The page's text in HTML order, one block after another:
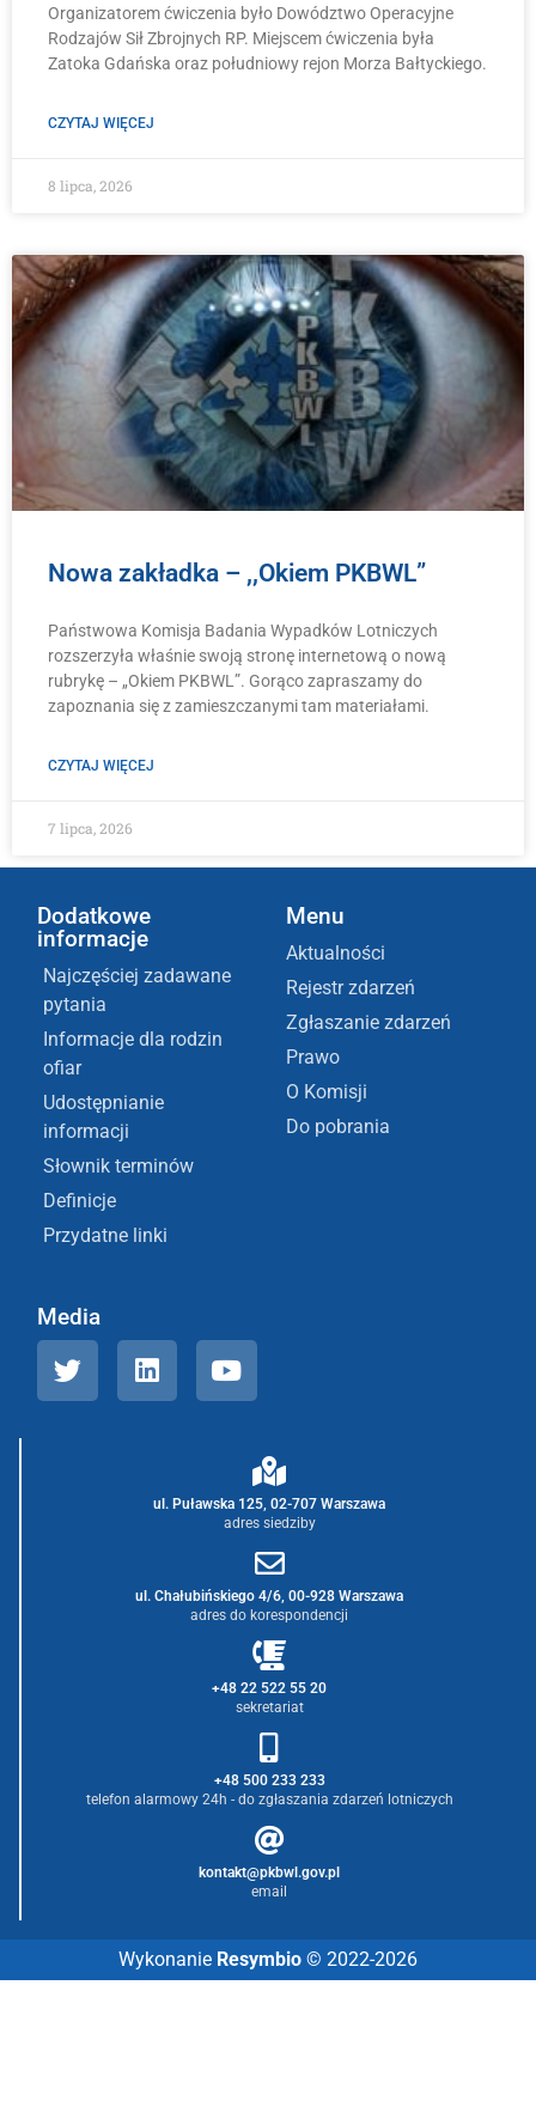
Organizatorem ćwiczenia było Dowództwo Operacyjne
Rodzajów Sił Zbrojnych RP. Miejscem ćwiczenia była
Zatoka Gdańska oraz południowy rejon Morza Bałtyckiego.
CZYTAJ WIĘCEJ
8 lipca, 2026
Nowa zakładka – ,,Okiem PKBWL”
Państwowa Komisja Badania Wypadków Lotniczych
rozszerzyła właśnie swoją stronę internetową o nową
rubrykę – „Okiem PKBWL”. Gorąco zapraszamy do
zapoznania się z zamieszczanymi tam materiałami.
CZYTAJ WIĘCEJ
7 lipca, 2026
Dodatkowe
informacje
Najczęściej zadawane
pytania
Informacje dla rodzin
ofiar
Udostępnianie
informacji
Słownik terminów
Definicje
Przydatne linki
Menu
Aktualności
Rejestr zdarzeń
Zgłaszanie zdarzeń
Prawo
O Komisji
Do pobrania
Media
ul. Puławska 125, 02-707 Warszawa
adres siedziby
ul. Chałubińskiego 4/6, 00-928 Warszawa
adres do korespondencji
+48 22 522 55 20
sekretariat
+48 500 233 233
telefon alarmowy 24h - do zgłaszania zdarzeń lotniczych
kontakt@pkbwl.gov.pl
email
Wykonanie Resymbio © 2022-2026